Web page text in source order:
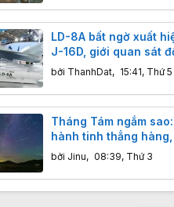
LD-8A bất ngờ xuất
J-16D, giới quan sát
thay đổi nhận định về
chống radar mới của
Quốc
bởi ThanhDat, 15:41, Thứ 5
Tháng Tám ngắm
hành tinh thẳng
thực, nguyệt thực và
khổng lồ đáng sợ
bởi Jinu, 08:39, Thứ 3